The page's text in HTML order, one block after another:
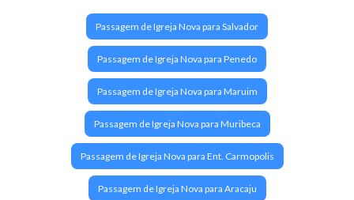
Passagem de Igreja Nova para Salvador
Passagem de Igreja Nova para Penedo
Passagem de Igreja Nova para Maruim
Passagem de Igreja Nova para Muribeca
Passagem de Igreja Nova para Ent. Carmopolis
Passagem de Igreja Nova para Aracaju